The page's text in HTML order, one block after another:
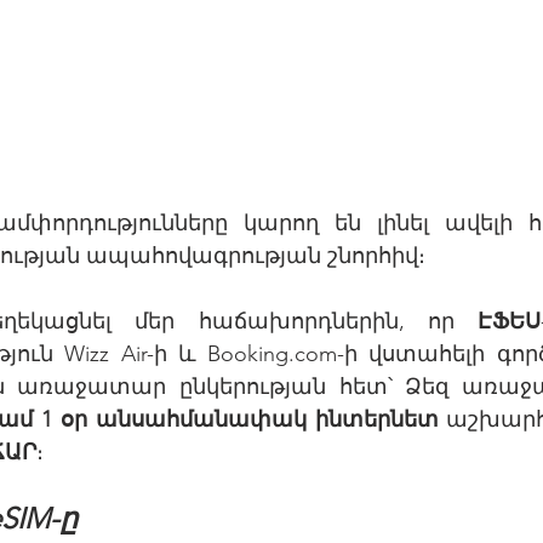
կարող են լինել
ապահովագրության շնորհիվ։
մեր հաճախորդներին, որ ԷՖԵՍ
Wizz Air-ի և Booking.com-ի վստահելի
առաջատար ընկերության հետ՝ Ձեզ
1 օր անսահմանափակ ինտերնետ
։
ը